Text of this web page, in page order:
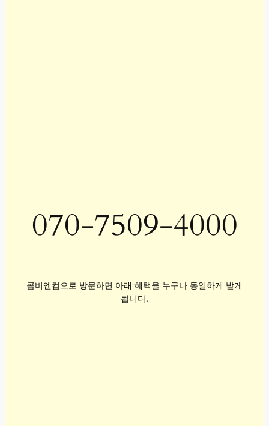
070-7509-4000
콤비엔컴으로 방문하면 아래 혜택을 누구나 동일하게 받게
됩니다.